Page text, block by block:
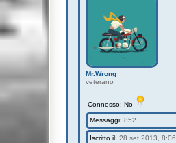
Mr.Wrong
veterano
Connesso: No
Messaggi: 852
Iscritto il: 28 set 2013, 8:06